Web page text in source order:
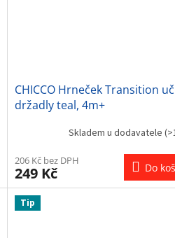
CHICCO Hrneček Transition
držadly teal, 4m+
Skladem u dodavatele
206 Kč bez DPH
249 Kč Do
Tip